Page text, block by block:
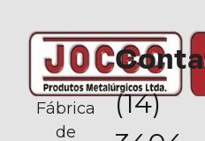
Fábrica
de
(14)